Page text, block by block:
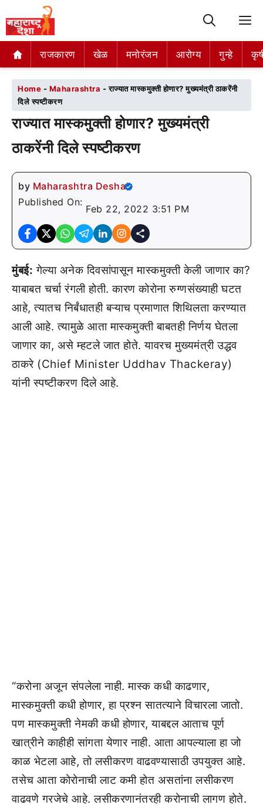
राजकारण खेळ मनोरंजन आरोग्य गुन्हे
राजकारण खेळ मनोरंजन आरोग्य गुन्हे
Home - Maharashtra -राज्यात मास्कमुक्ती होणार? मुख्यमंत्री ठाकरेंनी
दिले स्पष्टीकरण
राज्यात मास्कमुक्ती होणार? मुख्यमंत्री
ठाकरेंनी दिले स्पष्टीकरण
by Maharashtra Desha
Published On:
Feb 22, 2022 3:51 PM
मुंबई: गेल्या अनेक दिवसांपासून मास्कमुक्ती केली जाणार का?
याबाबत चर्चा रंगली होती. कारण कोरोना रुग्णसंख्याही घटत
आहे, त्यातच निर्बंधातही बऱ्याच प्रमाणात शिथिलता करण्यात
आली आहे. त्यामुळे आता मास्कमुक्ती बाबतही निर्णय घेतला
जाणार का, असे म्हटले जात होते. यावरच मुख्यमंत्री उद्धव
ठाकरे (Chief Minister Uddhav Thackeray)
यांनी स्पष्टीकरण दिले आहे.
“करोना अजून संपलेला नाही. मास्क कधी काढणार,
मास्कमुक्ती कधी होणार, हा प्रश्न सातत्याने विचारला जातो.
पण मास्कमुक्ती नेमकी कधी होणार, याबद्दल आताच पूर्ण
खात्रीने काहीही सांगता येणार नाही. आता आपल्याला हा जो
काळ भेटला आहे, तो लसीकरण वाढवण्यासाठी उपयुक्त आहे.
तसेच आता कोरोनाची लाट कमी होत असतांना लसीकरण
वाढवणे गरजेचे आहे. लसीकरणानंतरही करोनाची लागण होते.